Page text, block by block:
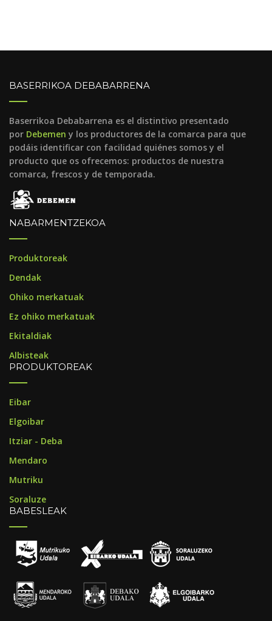
BASERRIKOA DEBABARRENA
Baserrikoa Debabarrena es el distintivo presentado
por Debemen y los productores de la comarca para que
podáis identificar con facilidad quiénes somos y el
producto que os ofrecemos: productos de nuestra
comarca, frescos y de temporada.
NABARMENTZEKOA
Produktoreak
Dendak
Ohiko merkatuak
Ez ohiko merkatuak
Ekitaldiak
Albisteak
PRODUKTOREAK
Eibar
Elgoibar
Itziar - Deba
Mendaro
Mutriku
Soraluze
BABESLEAK